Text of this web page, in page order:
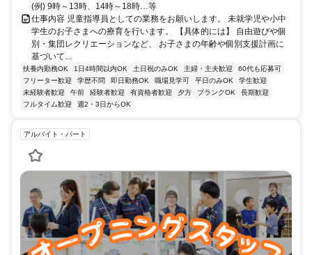
(例) 9時～13時、14時～18時…等
仕事内容 児童指導員としての業務をお願いします。 未就学児や小中
学生のお子さまへの療育を行います。 【具体的には】 自由遊びや個
別・集団レクリエーションなど、 お子さまの年齢や個別支援計画に
基づいて...
扶養内勤務OK 1日4時間以内OK 土日祝のみOK 主婦・主夫歓迎
60代も応募可
フリーター歓迎
学歴不問 即日勤務OK 職場見学可 平日のみOK
学生歓迎
未経験者歓迎
午前 経験者歓迎 有資格者歓迎 夕方 ブランクOK
長期歓迎
フルタイム歓迎
週2・3日からOK
アルバイト・パート